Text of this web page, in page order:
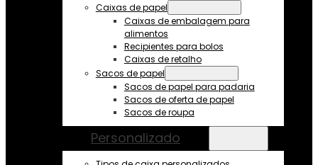
Caixas de papel
Caixas de embalagem para
alimentos
Recipientes para bolos
Caixas de retalho
Sacos de papel
Sacos de papel para padaria
Sacos de oferta de papel
Sacos de roupa
Personalizado